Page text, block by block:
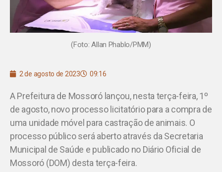
(Foto: Allan Phablo/PMM)
2 de agosto de 2023 09:16
A Prefeitura de Mossoró lançou, nesta terça-feira, 1º
de agosto, novo processo licitatório para a compra de
uma unidade móvel para castração de animais. O
processo público será aberto através da Secretaria
Municipal de Saúde e publicado no Diário Oficial de
Mossoró (DOM) desta terça-feira.